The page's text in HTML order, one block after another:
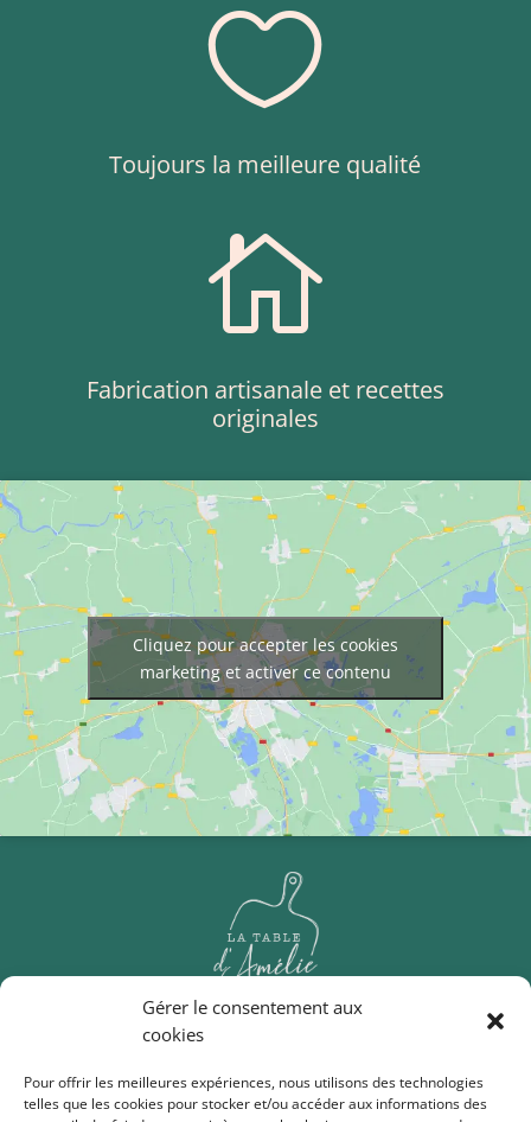
Gérer le consentement aux
cookies
Pour offrir les meilleures expériences, nous utilisons des technologies
telles que les cookies pour stocker et/ou accéder aux informations des

Toujours la meilleure qualité

Fabrication artisanale et recettes
originales
Cliquez pour accepter les cookies
marketing et activer ce contenu
Épicerie
Cours de cuisine Thermomix